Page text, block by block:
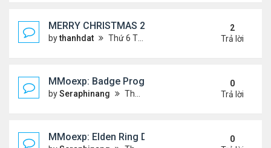
MERRY CHRISTMAS 2024 & HAPPY NEW YEAR
bythanhdat Thứ 6 Tháng 12 20, 2024 2:25 pm
2
Trả lời
MMoexp: Badge Progression in NBA 2K25 is
bySeraphinang Thứ 3 Tháng 11 26, 2024 7:47 pm
0
Trả lời
MMoexp: Elden Ring DLC: Investigating the Giant
0